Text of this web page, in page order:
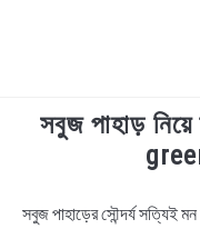
TECHNOLOGY
সবুজ পাহাড়
in
সবুজ পাহাড়ের সৌন্দর্য সত্যিই